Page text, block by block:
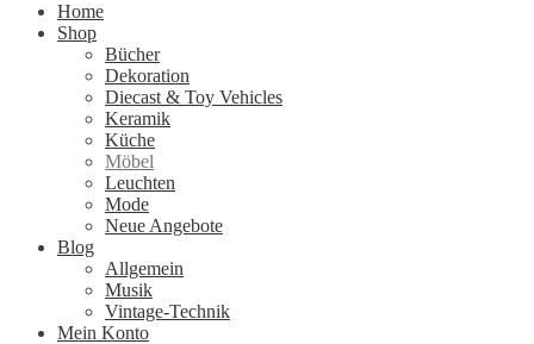
Home
Shop
Bücher
Dekoration
Diecast & Toy Vehicles
Keramik
Küche
Möbel
Leuchten
Mode
Neue Angebote
Blog
Allgemein
Musik
Vintage-Technik
Mein Konto